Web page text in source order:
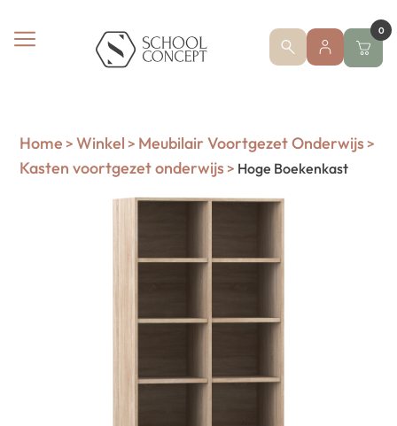
0
Home > Winkel > Meubilair Voortgezet Onderwijs>
Kasten voortgezet onderwijs> Hoge Boekenkast